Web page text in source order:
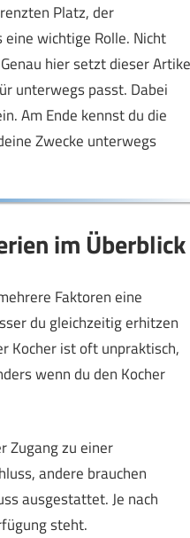
Platz, der
wichtige Rolle. Nicht
hier setzt dieser
unterwegs passt. Dabei
Am Ende kennst du die
Zwecke unterwegs
im Überblick
Faktoren eine
du gleichzeitig erhitzen
Kocher ist oft unpraktisch,
wenn du den Kocher
Zugang zu einer
andere brauchen
ausgestattet. Je nach
steht.